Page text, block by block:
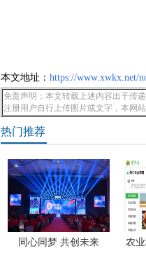
本文地址： https://www.xwkx.net/
免责声明：本文转载上述内容出于传
注册用户自行上传图片或文字，本网
热门推荐
同心同梦 共创未来
农